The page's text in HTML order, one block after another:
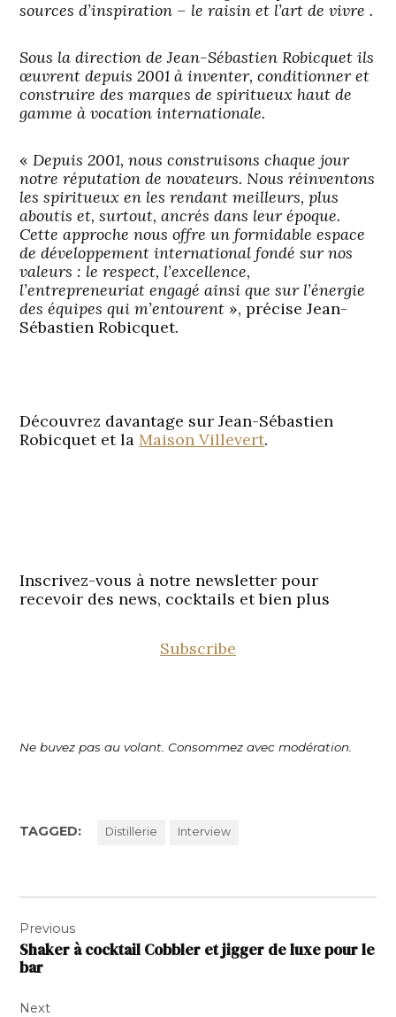
sources d’inspiration – le raisin et l’art de vivre .
Sous la direction de Jean-Sébastien Robicquet ils
œuvrent depuis 2001 à inventer, conditionner et
construire des marques de spiritueux haut de
gamme à vocation internationale.
« Depuis 2001, nous construisons chaque jour
notre réputation de novateurs. Nous réinventons
les spiritueux en les rendant meilleurs, plus
aboutis et, surtout, ancrés dans leur époque.
Cette approche nous offre un formidable espace
de développement international fondé sur nos
valeurs : le respect, l’excellence,
l’entrepreneuriat engagé ainsi que sur l’énergie
des équipes qui m’entourent », précise Jean-
Sébastien Robicquet.
Découvrez davantage sur Jean-Sébastien
Robicquet et laMaison Villevert.
Inscrivez-vous à notre newsletter pour
recevoir des news, cocktails et bien plus
Subscribe
Ne buvez pas au volant. Consommez avec modération.
TAGGED: Distillerie Interview
de
l’article
Previous
Shaker à cocktail Cobbler et jigger de luxe pour le
bar
Next